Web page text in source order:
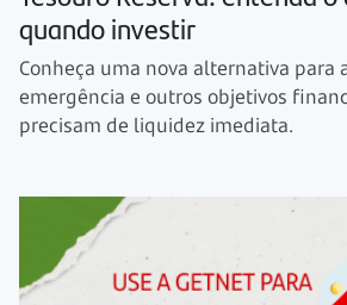
quando investir
Conheça uma nova alternativa para
emergência e outros objetivos
precisam de liquidez imediata.